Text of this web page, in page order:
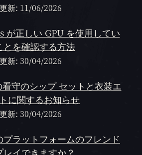
更新: 11/06/2026
が正しい GPU を使用してい
とを確認する方法
更新: 30/04/2026
守のシップ セットと衣装エ
に関するお知らせ
更新: 30/04/2026
プラットフォームのフレンド
レイできますか？